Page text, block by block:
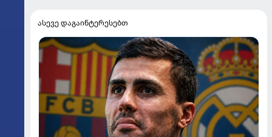
ასევე დაგაინტერესებთ